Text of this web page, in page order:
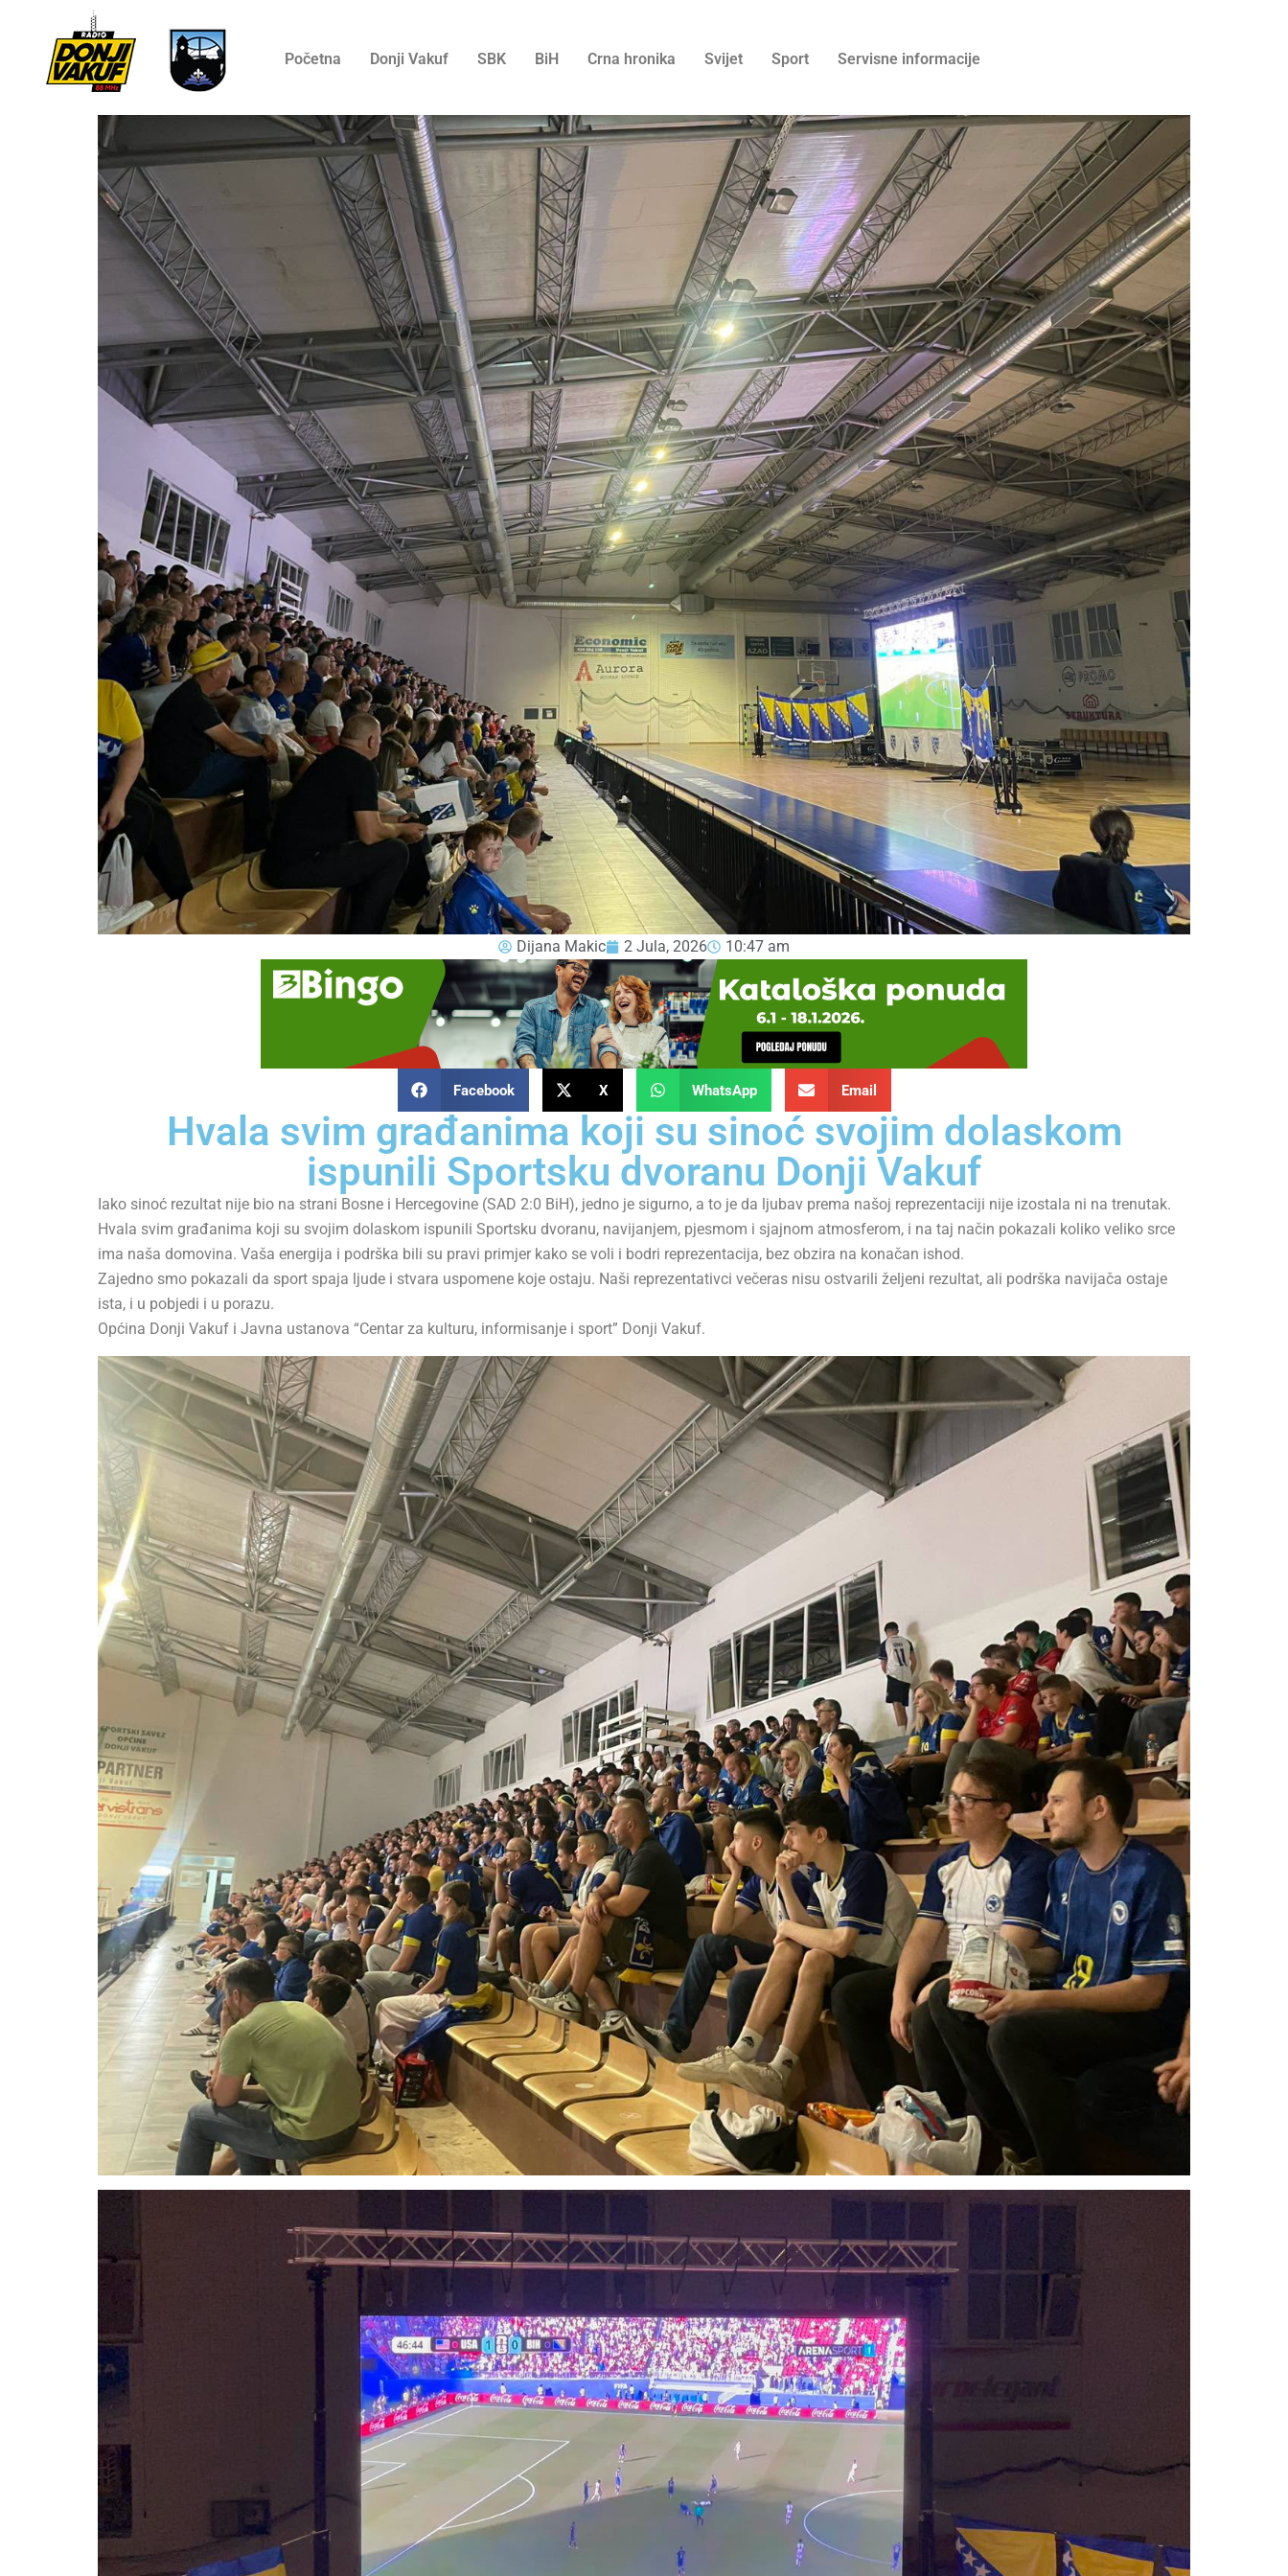
Početna Donji Vakuf SBK BiH Crna hronika Svijet Sport Servisne informacije
Dijana Makic 2 Jula, 2026 10:47 am
Facebook X WhatsApp Email
Hvala svim građanima koji su sinoć svojim dolaskom
ispunili Sportsku dvoranu Donji Vakuf
Iako sinoć rezultat nije bio na strani Bosne i Hercegovine (SAD 2:0 BiH), jedno je sigurno, a to je da ljubav prema našoj reprezentaciji nije izostala ni na trenutak.
Hvala svim građanima koji su svojim dolaskom ispunili Sportsku dvoranu, navijanjem, pjesmom i sjajnom atmosferom, i na taj način pokazali koliko veliko srce
ima naša domovina. Vaša energija i podrška bili su pravi primjer kako se voli i bodri reprezentacija, bez obzira na konačan ishod.
Zajedno smo pokazali da sport spaja ljude i stvara uspomene koje ostaju. Naši reprezentativci večeras nisu ostvarili željeni rezultat, ali podrška navijača ostaje
ista, i u pobjedi i u porazu.
Općina Donji Vakuf i Javna ustanova “Centar za kulturu, informisanje i sport” Donji Vakuf.